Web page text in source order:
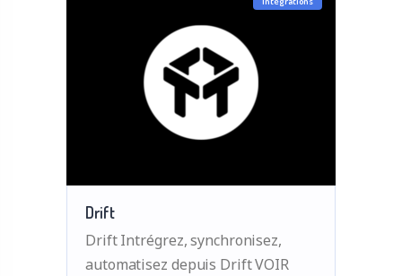
Drift
Drift Intrégrez, synchronisez,
automatisez depuis Drift VOIR